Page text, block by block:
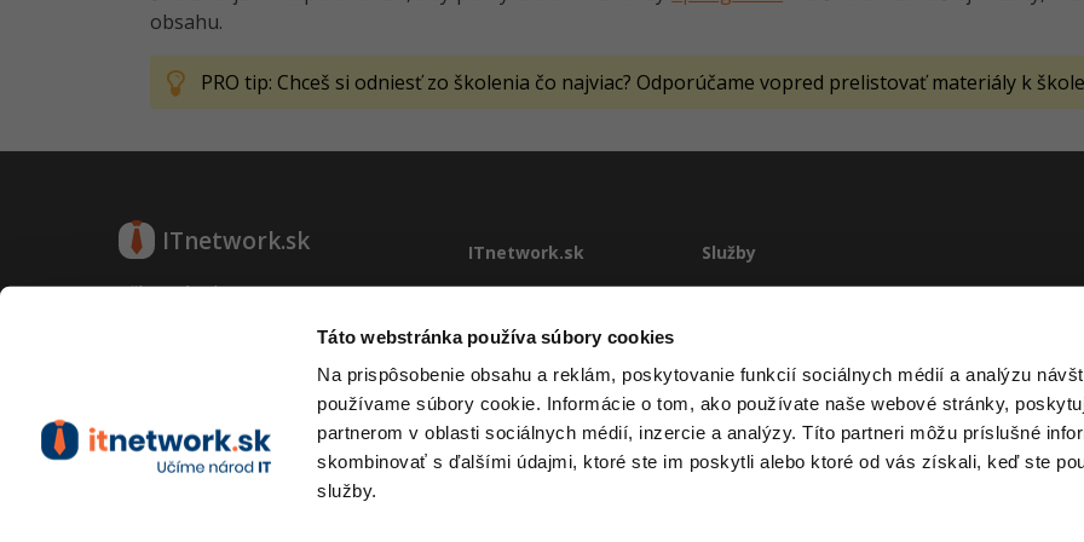
Táto webstránka používa súbory cookies
Na prispôsobenie obsahu a reklám, poskytovanie funkcií sociálnych médií a analýzu
používame súbory cookie. Informácie o tom, ako používate naše webové stránky,
partnerom v oblasti sociálnych médií, inzercie a analýzy. Títo partneri môžu príslušné
skombinovať s ďalšími údajmi, ktoré ste im poskytli alebo ktoré od vás získali, keď ste
služby.
obsahu.
PRO tip: Chceš si odniesť zo školenia čo najviac? Odporúčame vopred prelistovať materiály k
ITnetwork.sk
Učíme národ IT
ITnetwork.sk
Reklama
Vývoj systému
Kontakt
Prevádzkové podmienky
RSS
Služby
Školenia
Pre firmy